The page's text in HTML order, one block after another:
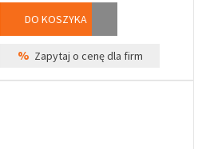
DO KOSZYKA
% Zapytaj o cenę dla firm